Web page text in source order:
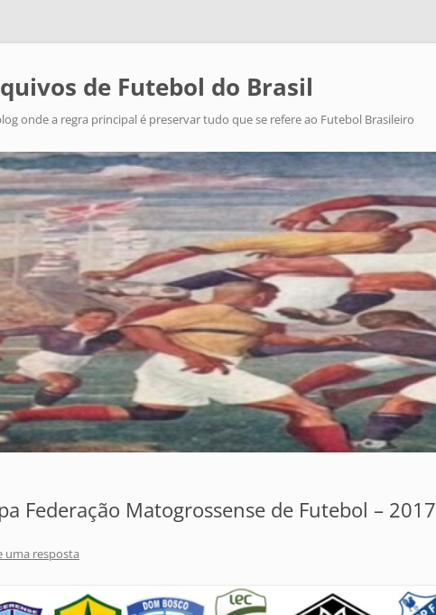
de Futebol do Brasil
onde a regra principal é preservar tudo que se refere ao Futebol Brasileiro
Federação Matogrossense de Futebol – 2017
uma resposta